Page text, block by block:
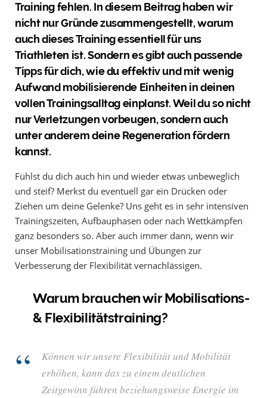
Training fehlen. In diesem Beitrag haben wir
nicht nur Gründe zusammengestellt, warum
auch dieses Training essentiell für uns
Triathleten ist. Sondern es gibt auch passende
Tipps für dich, wie du effektiv und mit wenig
Aufwand mobilisierende Einheiten in deinen
vollen Trainingsalltag einplanst. Weil du so nicht
nur Verletzungen vorbeugen, sondern auch
unter anderem deine Regeneration fördern
kannst.
Fühlst du dich auch hin und wieder etwas unbeweglich
und steif? Merkst du eventuell gar ein Drücken oder
Ziehen um deine Gelenke? Uns geht es in sehr intensiven
Trainingszeiten, Aufbauphasen oder nach Wettkämpfen
ganz besonders so. Aber auch immer dann, wenn wir
unser Mobilisationstraining und Übungen zur
Verbesserung der Flexibilität vernachlässigen.
Warum brauchen wir Mobilisations-
& Flexibilitätstraining?
Können wir unsere Flexibilität und Mobilität
erhöhen, kann das zu einem deutlichen
Zeitgewinn führen beziehungsweise Energie im